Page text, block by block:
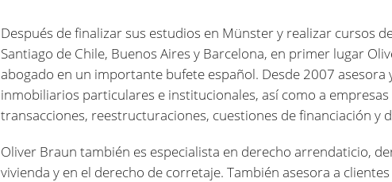
Después de finalizar sus estudios en Münster y realizar cursos
Santiago de Chile, Buenos Aires y Barcelona, en primer lugar
abogado en un importante bufete español. Desde 2007 asesora
inmobiliarios particulares e institucionales, así como a
transacciones, reestructuraciones, cuestiones de financiación y
Oliver Braun también es especialista en derecho arrendaticio,
vivienda y en el derecho de corretaje. También asesora a